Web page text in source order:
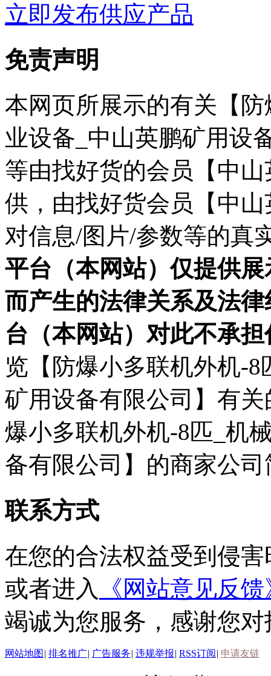
立即发布供应产品
免责声明
本网页所展示的有关【
业设备_中山英鹏矿用设
等由找好货的会员【中
供，由找好货会员【中
对信息/图片/参数等的真
平台（本网站）仅提供
而产生的法律关系及法
台（本网站）对此不承
览【防爆小多联机外机-
矿用设备有限公司】有
爆小多联机外机-8匹_机
备有限公司】的商家公
联系方式
在您的合法权益受到侵
或者进入
《网站意见反
竭诚为您服务，感谢您
网站地图 | 排名推广| 广告服务| 违规举报| RSS订阅 | 申请友链